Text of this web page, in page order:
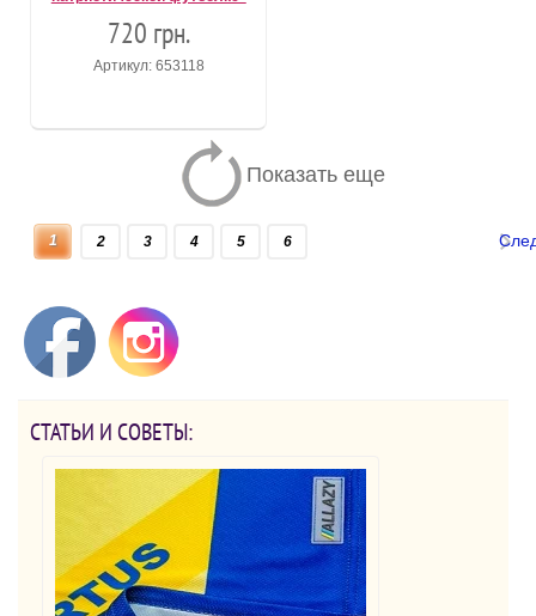
720 грн.
Артикул: 653118
Показать еще
1 2 3 4 5 6
СТАТЬИ И СОВЕТЫ: